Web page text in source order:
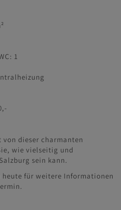
1
von dieser charmanten
wie vielseitig und
sein kann.
für weitere Informationen